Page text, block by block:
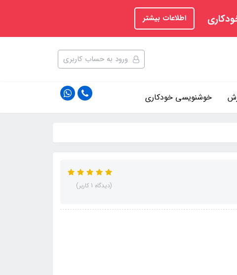
اطلاعات بیشتر
ورود به حساب کاربری
خوشنویسی خودکاری
(دیدگاه 1 کاربر)